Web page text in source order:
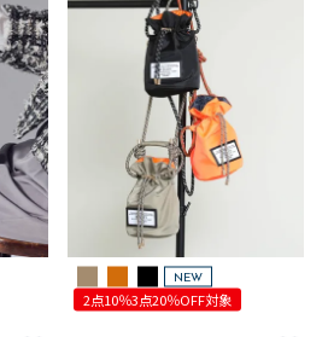
NEW
2点10％3点20％OFF対象